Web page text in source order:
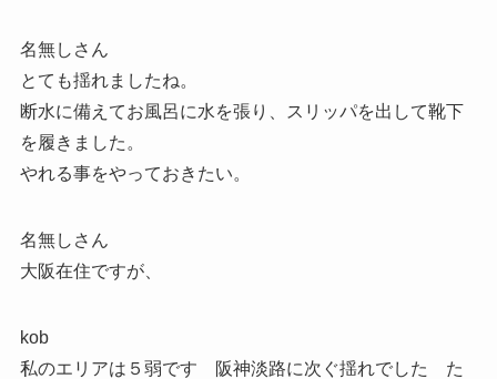
名無しさん
とても揺れましたね。
断水に備えてお風呂に水を張り、スリッパを出して靴下
を履きました。
やれる事をやっておきたい。
名無しさん
大阪在住ですが、
kob
私のエリアは５弱です 阪神淡路に次ぐ揺れでした た